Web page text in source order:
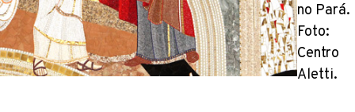
no Pará.
Foto:
Centro
Aletti.